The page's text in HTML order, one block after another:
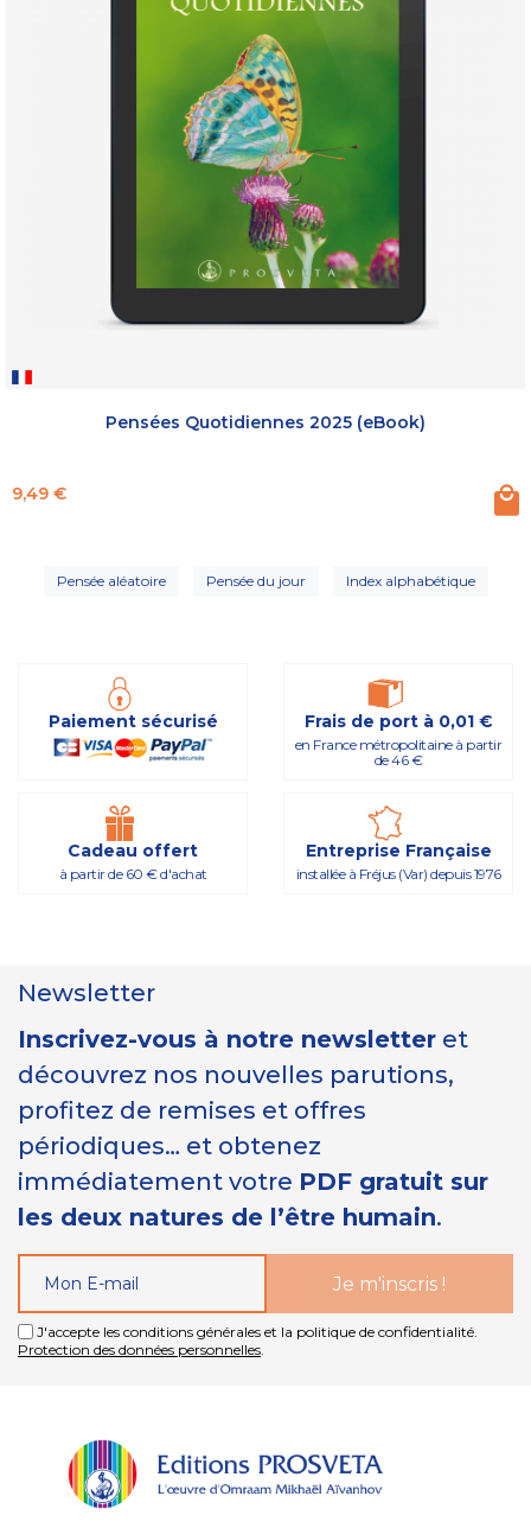
Pensées Quotidiennes 2025 (eBook)
Prix
9,49 €
Pensée aléatoire Pensée du jour Index alphabétique
Paiement sécurisé Frais de port à 0,01 €
en France métropolitaine à partir
de 46 €
Cadeau offert
à partir de 60 € d'achat
Entreprise Française
installée à Fréjus (Var) depuis 1976
Newsletter
Inscrivez-vous à notre newsletter et
découvrez nos nouvelles parutions,
profitez de remises et offres
périodiques… et obtenez
immédiatement votre PDF gratuit sur
les deux natures de l’être humain.
J'accepte les conditions générales et la politique de confidentialité.
Protection des données personnelles.